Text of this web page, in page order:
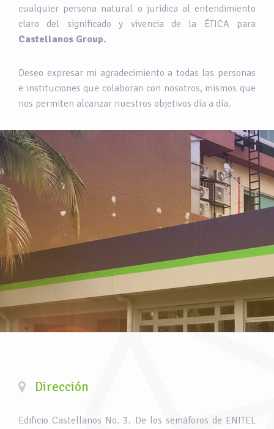
cualquier persona natural o jurídica al entendimiento
claro del significado y vivencia de la ÉTICA para
Castellanos Group.
Deseo expresar mi agradecimiento a todas las personas
e instituciones que colaboran con nosotros, mismos que
nos permiten alcanzar nuestros objetivos día a día.
Dirección
Edificio Castellanos No. 3. De los semáforos de ENITEL